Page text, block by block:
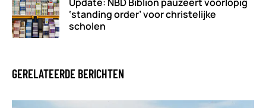
‘standing order’ voor christelijke
scholen
GERELATEERDE BERICHTEN